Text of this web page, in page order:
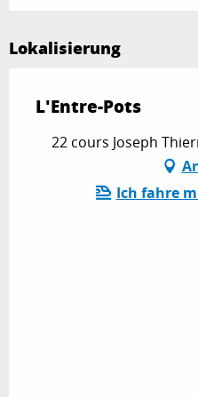
Lokalisierung
L'Entre-Pots
22 cours Joseph
Ich fahre